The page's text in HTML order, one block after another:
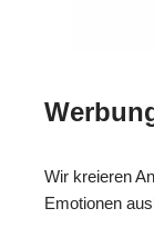
Wir kreieren
Emotionen